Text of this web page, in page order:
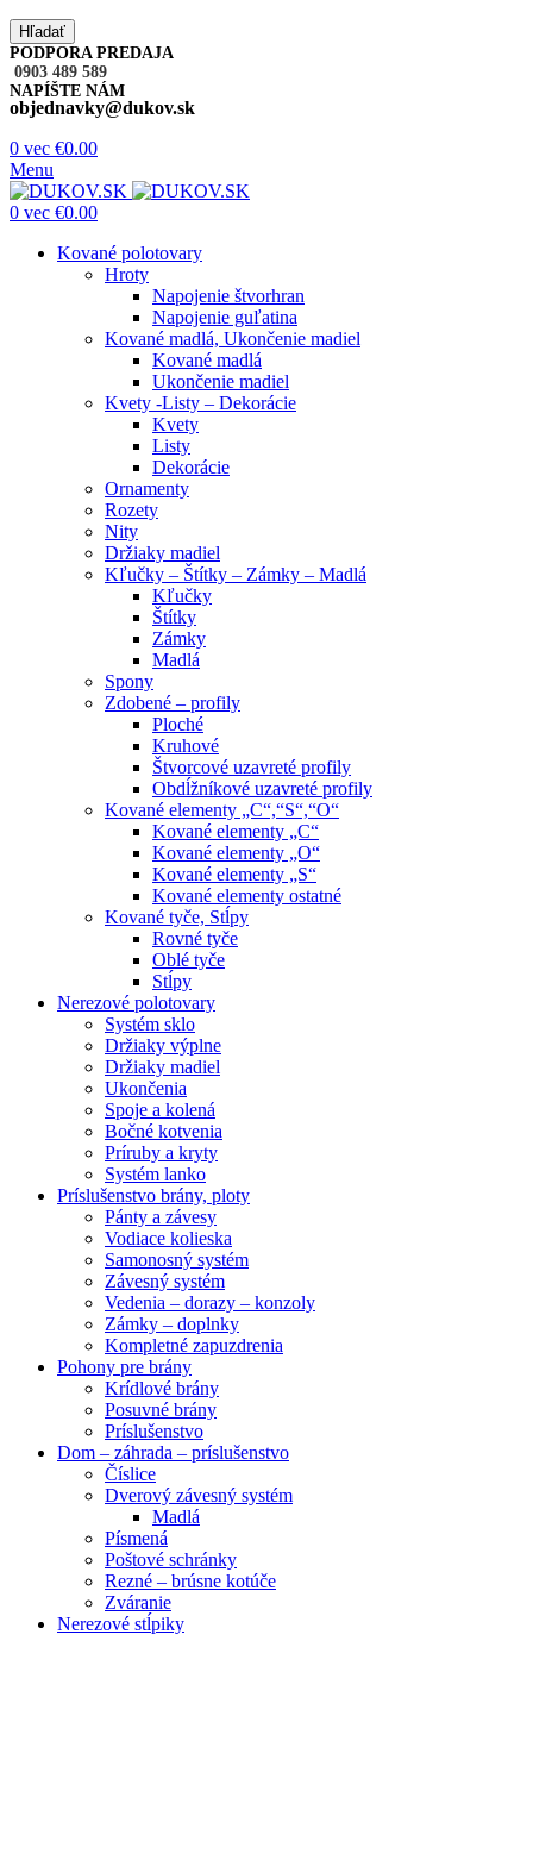
Hľadať
PODPORA PREDAJA
0903 489 589
NAPÍŠTE NÁM
objednavky@dukov.sk
0 vec €0.00
Menu
0 vec €0.00
Kované polotovary
Hroty
Napojenie štvorhran
Napojenie guľatina
Kované madlá, Ukončenie madiel
Kované madlá
Ukončenie madiel
Kvety -Listy – Dekorácie
Kvety
Listy
Dekorácie
Ornamenty
Rozety
Nity
Držiaky madiel
Kľučky – Štítky – Zámky – Madlá
Kľučky
Štítky
Zámky
Madlá
Spony
Zdobené – profily
Ploché
Kruhové
Štvorcové uzavreté profily
Obdĺžníkové uzavreté profily
Kované elementy „C“,“S“,“O“
Kované elementy „C“
Kované elementy „O“
Kované elementy „S“
Kované elementy ostatné
Kované tyče, Stĺpy
Rovné tyče
Oblé tyče
Stĺpy
Nerezové polotovary
Systém sklo
Držiaky výplne
Držiaky madiel
Ukončenia
Spoje a kolená
Bočné kotvenia
Príruby a kryty
Systém lanko
Príslušenstvo brány, ploty
Pánty a závesy
Vodiace kolieska
Samonosný systém
Závesný systém
Vedenia – dorazy – konzoly
Zámky – doplnky
Kompletné zapuzdrenia
Pohony pre brány
Krídlové brány
Posuvné brány
Príslušenstvo
Dom – záhrada – príslušenstvo
Číslice
Dverový závesný systém
Madlá
Písmená
Poštové schránky
Rezné – brúsne kotúče
Zváranie
Nerezové stĺpiky